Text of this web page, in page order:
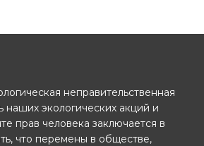
неправительственная
наших экологических акций и
прав человека заключается в
что перемены в обществе,